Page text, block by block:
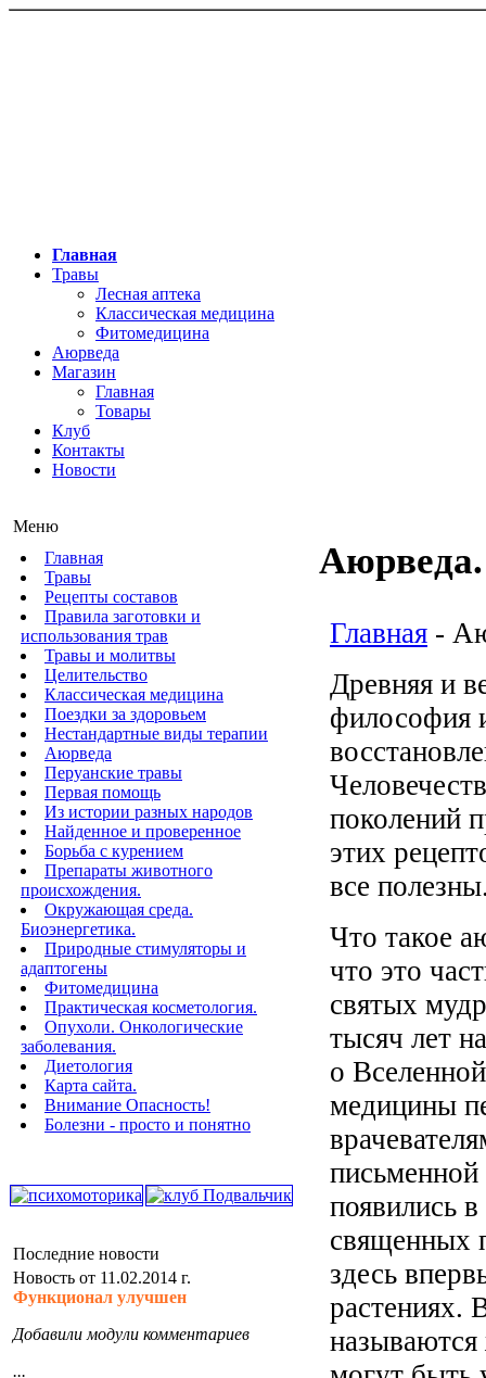
Главная
Травы
Лесная аптека
Классическая медицина
Фитомедицина
Аюрведа
Магазин
Главная
Товары
Клуб
Контакты
Новости
Меню
Главная
Травы
Рецепты составов
Правила заготовки и
использования трав
Травы и молитвы
Целительство
Классическая медицина
Поездки за здоровьем
Нестандартные виды терапии
Аюрведа
Перуанские травы
Первая помощь
Из истории разных народов
Найденное и проверенное
Борьба с курением
Препараты животного
происхождения.
Окружающая среда.
Биоэнергетика.
Природные стимуляторы и
адаптогены
Фитомедицина
Практическая косметология.
Опухоли. Онкологические
заболевания.
Диетология
Карта сайта.
Внимание Опасность!
Болезни - просто и понятно
Последние новости
Новость от 11.02.2014 г.
Функционал улучшен
Добавили модули комментариев
...
Аюрведа.
Главная -
Древняя и
философия
поколений
этих
все
Что такое
что это
святых
тысяч лет
о
медицины
появились
священных
здесь
растениях.